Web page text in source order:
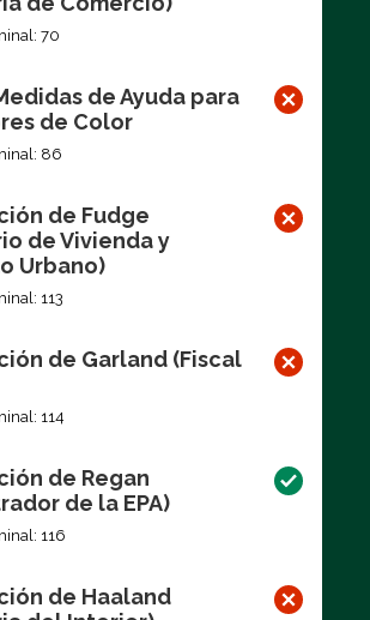
70
de Ayuda para
de Color
86
de Fudge
de Vivienda y
Urbano)
113
de Garland (Fiscal
114
de Regan
de la EPA)
116
de Haaland